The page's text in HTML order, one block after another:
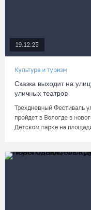
19.12.25
Культура и туризм
Сказка выходит на
уличных театров
Трехдневный Фестиваль
пройдет в Вологде в
Детском парке на